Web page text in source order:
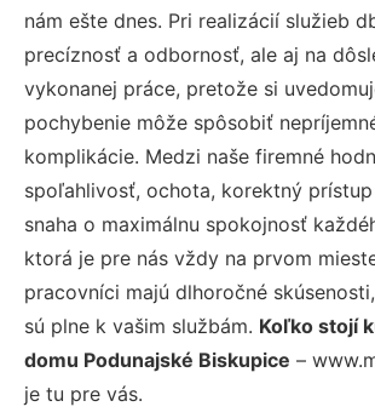
nám ešte dnes. Pri realizácií služieb
precíznosť a odbornosť, ale aj na
vykonanej práce, pretože si
pochybenie môže spôsobiť
komplikácie. Medzi naše firemné
spoľahlivosť, ochota, korektný
snaha o maximálnu spokojnosť
ktorá je pre nás vždy na prvom
pracovníci majú dlhoročné
sú plne k vašim službám. Koľko stojí
domu Podunajské Biskupice –
je tu pre vás.